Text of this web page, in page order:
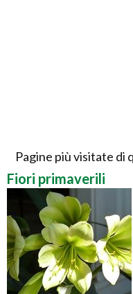
Pagine più visitate di
Fiori primaverili